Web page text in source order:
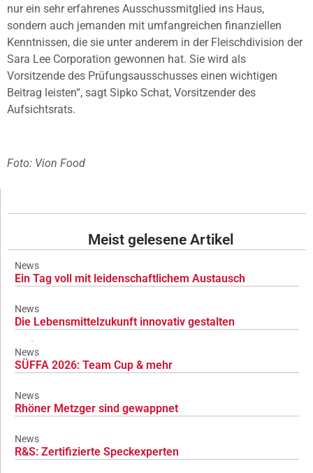
nur ein sehr erfahrenes Ausschussmitglied ins Haus,
sondern auch jemanden mit umfangreichen finanziellen
Kenntnissen, die sie unter anderem in der Fleischdivision der
Sara Lee Corporation gewonnen hat. Sie wird als
Vorsitzende des Prüfungsausschusses einen wichtigen
Beitrag leisten“, sagt Sipko Schat, Vorsitzender des
Aufsichtsrats.
Foto: Vion Food
Meist gelesene Artikel
News
Ein Tag voll mit leidenschaftlichem Austausch
News
Die Lebensmittelzukunft innovativ gestalten
News
SÜFFA 2026: Team Cup & mehr
News
Rhöner Metzger sind gewappnet
News
R&S: Zertifizierte Speckexperten